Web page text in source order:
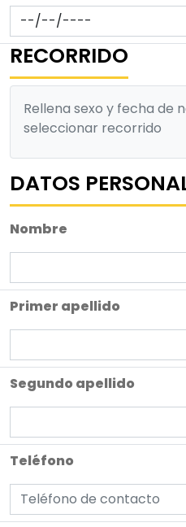
RECORRIDO
Rellena sexo y fecha de
seleccionar recorrido
DATOS
Nombre
Primer apellido
Segundo apellido
Teléfono